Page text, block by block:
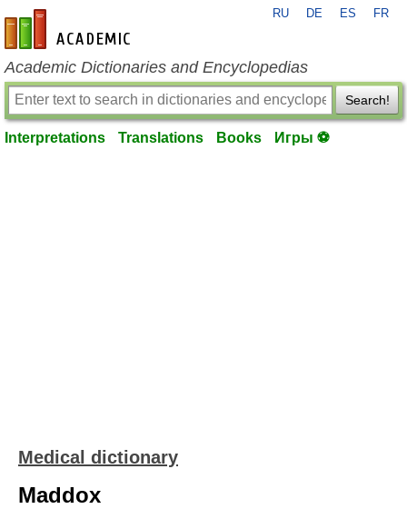
en-academic.com
RU DE ES FR
Academic Dictionaries and Encyclopedias
Search!
Interpretations Translations Books Игры ⚽
Medical dictionary
Maddox